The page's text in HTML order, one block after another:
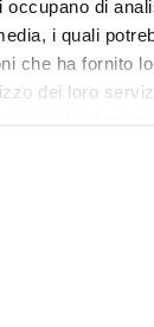
di
i quali
che ha fornito
dei loro
affrontare
un
CATEGORIA